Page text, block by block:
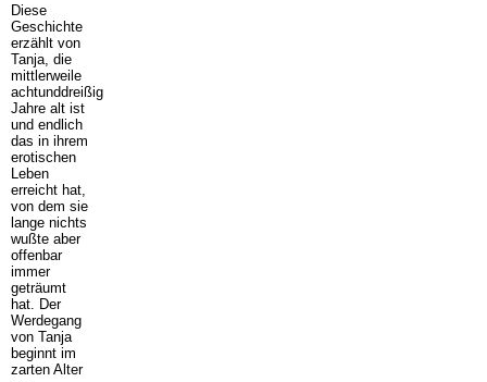
Diese
Geschichte
erzählt von
Tanja, die
mittlerweile
achtunddreißig
Jahre alt ist
und endlich
das in ihrem
erotischen
Leben
erreicht hat,
von dem sie
lange nichts
wußte aber
offenbar
immer
geträumt
hat. Der
Werdegang
von Tanja
beginnt im
zarten Alter